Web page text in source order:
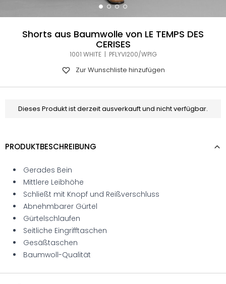
Shorts aus Baumwolle von LE TEMPS DES
CERISES
1001 WHITE | PFLYVI200/WPIG
Zur Wunschliste hinzufügen
Dieses Produkt ist derzeit ausverkauft und nicht verfügbar.
PRODUKTBESCHREIBUNG
Gerades Bein
Mittlere Leibhöhe
Schließt mit Knopf und Reißverschluss
Abnehmbarer Gürtel
Gürtelschlaufen
Seitliche Eingrifftaschen
Gesäßtaschen
Baumwoll-Qualität